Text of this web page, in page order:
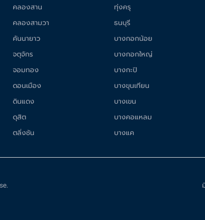
คลองสาน
คลองสามวา
คันนายาว
จตุจักร
จอมทอง
ดอนเมือง
ดินแดง
ดุสิต
ตลิ่งชัน
ทุ่งครุ
ธนบุรี
บางกอกน้อย
บางกอกใหญ่
บางกะปิ
บางขุนเทียน
บางเขน
บางคอแหลม
บางแค